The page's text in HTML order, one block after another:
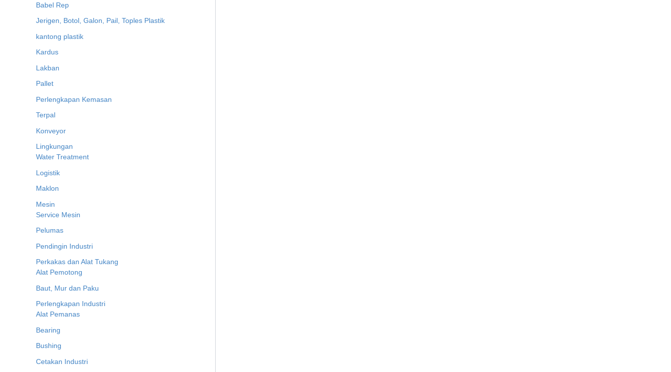
Babel Rep
Jerigen, Botol, Galon, Pail, Toples Plastik
kantong plastik
Kardus
Lakban
Pallet
Perlengkapan Kemasan
Terpal
Konveyor
Lingkungan
Water Treatment
Logistik
Maklon
Mesin
Service Mesin
Pelumas
Pendingin Industri
Perkakas dan Alat Tukang
Alat Pemotong
Baut, Mur dan Paku
Perlengkapan Industri
Alat Pemanas
Bearing
Bushing
Cetakan Industri